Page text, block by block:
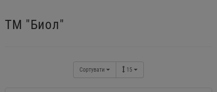
ТM "Биол"
Сортувати 15